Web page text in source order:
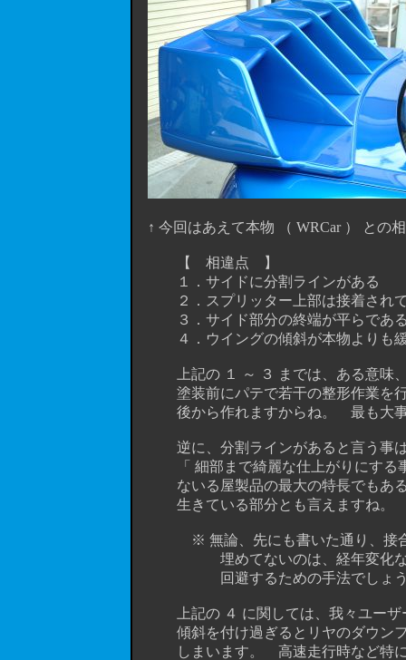
↑ 今回はあえて本物 （ WRCar ） との
【 相違点 】
１．サイドに分割ラインがある
２．スプリッター上部は接着されて
３．サイド部分の終端が平らである
４．ウイングの傾斜が本物よりも
上記の １ ～ ３ までは、ある意味
塗装前にパテで若干の整形作業を
後から作れますからね。 最も大事な
逆に、分割ラインがあると言う事は
「 細部まで綺麗な仕上がりにする事
ないる屋製品の最大の特長でもある
生きている部分とも言えますね。
※ 無論、先にも書いた通り、接合部
埋めてないのは、経年変化などで
回避するための手法でしょう
上記の ４ に関しては、我々ユーザ
傾斜を付け過ぎるとリヤのダウンフ
しまいます。 高速走行時など特にそ